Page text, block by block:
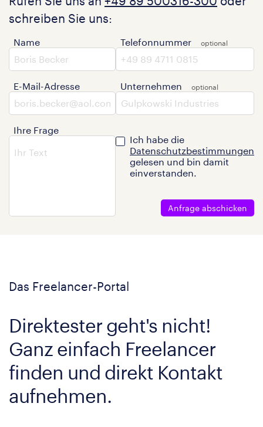
schreiben Sie uns:
Name
E-Mail-Adresse
Ihre Frage
Telefonnummer
Unternehmen
Ich habe die
Datenschutzbestimmungen
gelesen und bin damit
einverstanden.
Anfrage abschicken
Das Freelancer-Portal
Direktester geht's nicht!
Ganz einfach Freelancer
finden und direkt Kontakt
aufnehmen.